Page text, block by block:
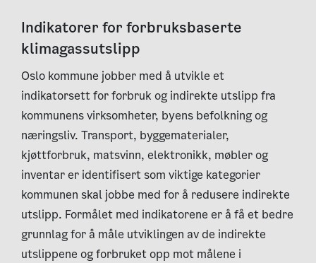
Indikatorer for forbruksbaserte
klimagassutslipp
Oslo kommune jobber med å utvikle et
indikatorsett for forbruk og indirekte utslipp fra
kommunens virksomheter, byens befolkning og
næringsliv. Transport, byggematerialer,
kjøttforbruk, matsvinn, elektronikk, møbler og
inventar er identifisert som viktige kategorier
kommunen skal jobbe med for å redusere indirekte
utslipp. Formålet med indikatorene er å få et bedre
grunnlag for å måle utviklingen av de indirekte
utslippene og forbruket opp mot målene i